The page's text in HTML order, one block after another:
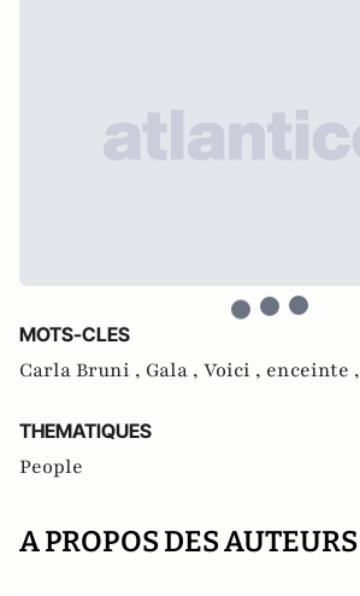
MOTS-CLES
Carla Bruni , Gala , Voici , enceinte ,
THEMATIQUES
People
A PROPOS DES AUTEURS